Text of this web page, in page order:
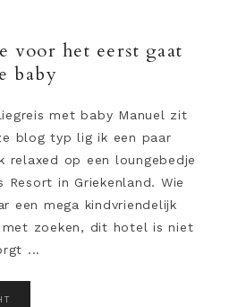
voor het eerst gaat
baby
met baby Manuel zit
blog typ lig ik een paar
relaxed op een loungebedje
Resort in Griekenland. Wie
een mega kindvriendelijk
zoeken, dit hotel is niet
...